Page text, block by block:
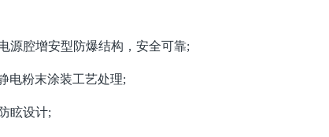
源腔增安型防爆结构，安全可靠;
电粉末涂装工艺处理;
眩设计;